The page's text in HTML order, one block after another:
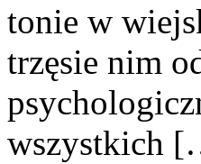
tonie w
trzęsie nim
wszystkich